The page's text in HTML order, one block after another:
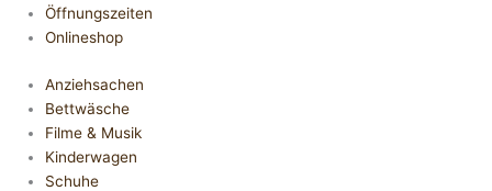
Öffnungszeiten
Onlineshop
Anziehsachen
Bettwäsche
Filme & Musik
Kinderwagen
Schuhe